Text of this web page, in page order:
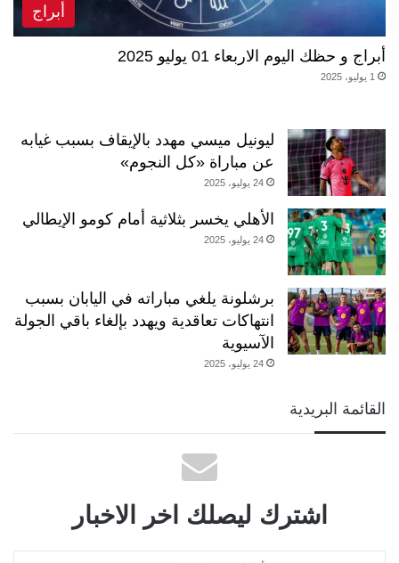
أبراج
أبراج و حظك اليوم الاربعاء 01 يوليو 2025
1 يوليو، 2025
ليونيل ميسي مهدد بالإيقاف بسبب غيابه
عن مباراة «كل النجوم»
24 يوليو، 2025
الأهلي يخسر بثلاثية أمام كومو الإيطالي
24 يوليو، 2025
برشلونة يلغي مباراته في اليابان بسبب
انتهاكات تعاقدية ويهدد بإلغاء باقي الجولة
الآسيوية
24 يوليو، 2025
القائمة البريدية
اشترك ليصلك اخر الاخبار